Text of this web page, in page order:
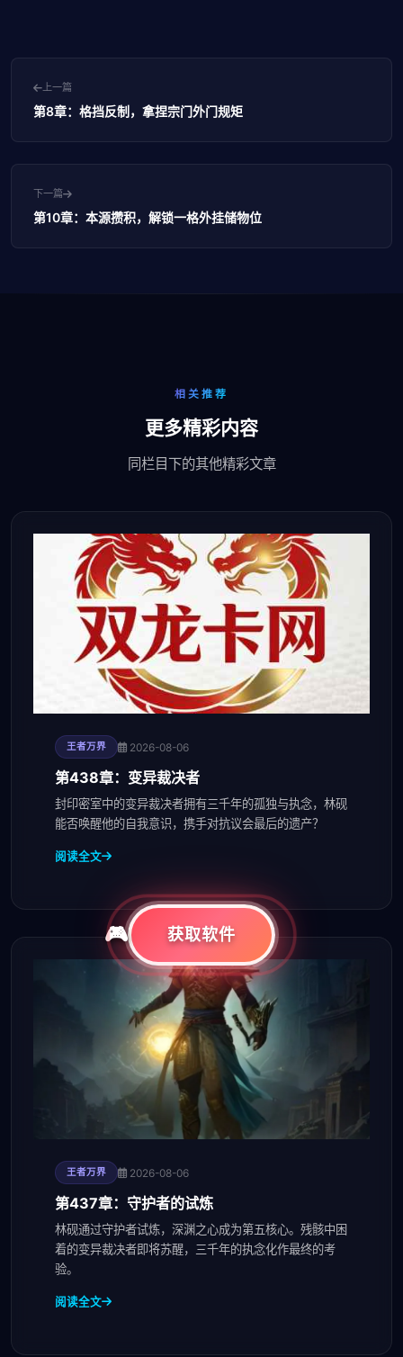
上一篇
第8章：格挡反制，拿捏宗门外门规矩
下一篇
第10章：本源攒积，解锁一格外挂储物位
相关推荐
更多精彩内容
同栏目下的其他精彩文章
王者万界 2026-08-06
第438章：变异裁决者
封印密室中的变异裁决者拥有三千年的孤独与执念，林砚
能否唤醒他的自我意识，携手对抗议会最后的遗产？
阅读全文
王者万界 2026-08-06
第437章：守护者的试炼
林砚通过守护者试炼，深渊之心成为第五核心。残骸中困
着的变异裁决者即将苏醒，三千年的执念化作最终的考
验。
阅读全文
获取软件